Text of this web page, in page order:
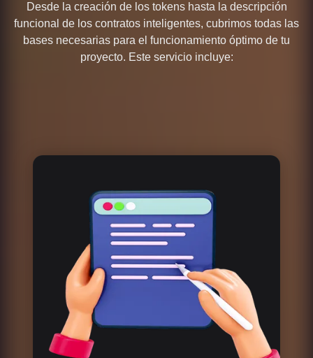
Desde la creación de los tokens hasta la descripción
funcional de los contratos inteligentes, cubrimos todas las
bases necesarias para el funcionamiento óptimo de tu
proyecto. Este servicio incluye: